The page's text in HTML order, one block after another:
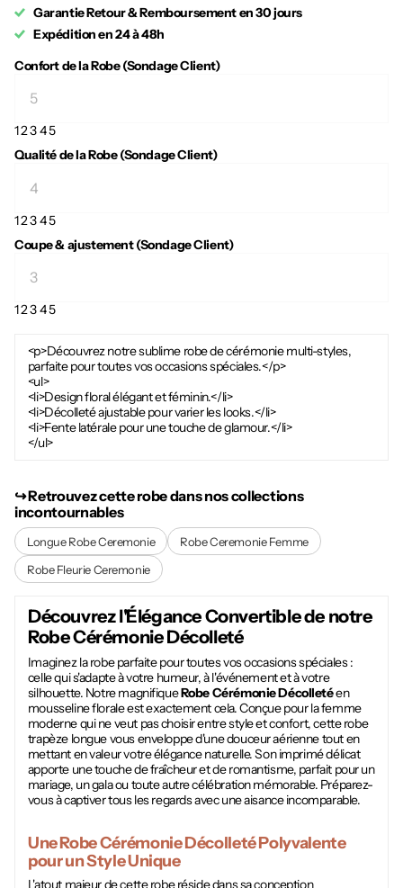
Garantie Retour & Remboursement en 30 jours
Expédition en 24 à 48h
Confort de la Robe (Sondage Client)
12345
Qualité de la Robe (Sondage Client)
12345
Coupe & ajustement (Sondage Client)
12345
<p>Découvrez notre sublime robe de cérémonie multi-styles,
parfaite pour toutes vos occasions spéciales.</p>
<ul>
<li>Design floral élégant et féminin.</li>
<li>Décolleté ajustable pour varier les looks.</li>
<li>Fente latérale pour une touche de glamour.</li>
</ul>
↪︎ Retrouvez cette robe dans nos collections
incontournables
Longue Robe Ceremonie
Robe Ceremonie Femme
Robe Fleurie Ceremonie
Découvrez l'Élégance Convertible de notre
Robe Cérémonie Décolleté
Imaginez la robe parfaite pour toutes vos occasions spéciales :
celle qui s'adapte à votre humeur, à l'événement et à votre
silhouette. Notre magnifiqueRobe Cérémonie Décolletéen
mousseline florale est exactement cela. Conçue pour la femme
moderne qui ne veut pas choisir entre style et confort, cette robe
trapèze longue vous enveloppe d'une douceur aérienne tout en
mettant en valeur votre élégance naturelle. Son imprimé délicat
apporte une touche de fraîcheur et de romantisme, parfait pour un
mariage, un gala ou toute autre célébration mémorable. Préparez-
vous à captiver tous les regards avec une aisance incomparable.
UneRobe Cérémonie DécolletéPolyvalente
pour un Style Unique
L'atout majeur de cette robe réside dans sa conception